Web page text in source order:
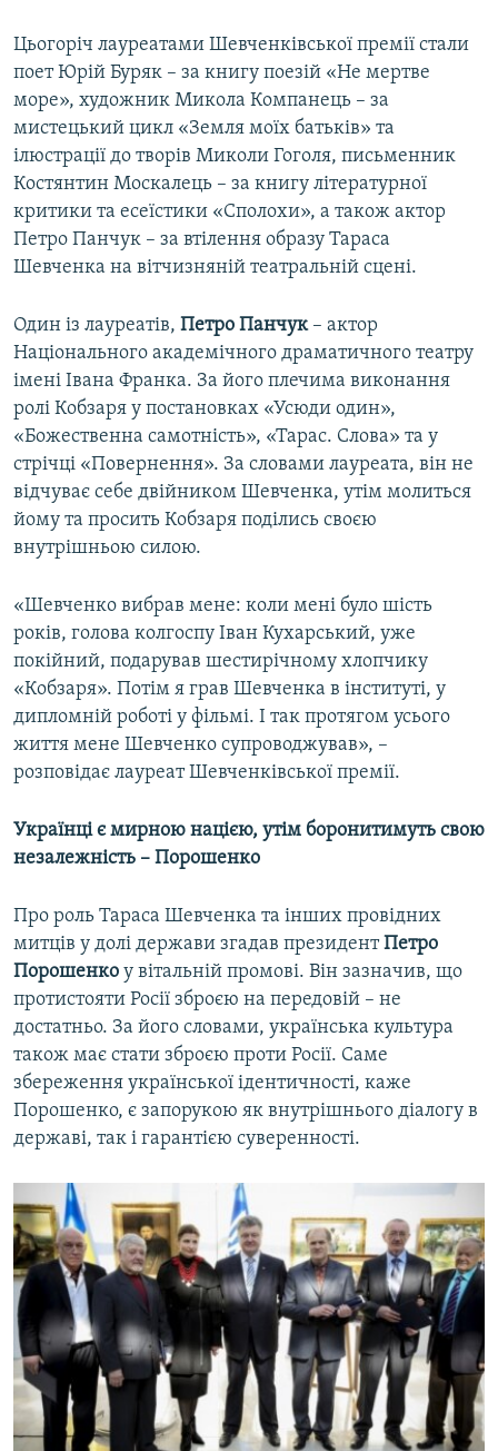
Цьогоріч лауреатами Шевченківської премії стали
поет Юрій Буряк – за книгу поезій «Не мертве
море», художник Микола Компанець – за
мистецький цикл «Земля моїх батьків» та
ілюстрації до творів Миколи Гоголя, письменник
Костянтин Москалець – за книгу літературної
критики та есеїстики «Сполохи», а також актор
Петро Панчук – за втілення образу Тараса
Шевченка на вітчизняній театральній сцені.
Один із лауреатів, Петро Панчук– актор
Національного академічного драматичного театру
імені Івана Франка. За його плечима виконання
ролі Кобзаря у постановках «Усюди один»,
«Божественна самотність», «Тарас. Слова» та у
стрічці «Повернення». За словами лауреата, він не
відчуває себе двійником Шевченка, утім молиться
йому та просить Кобзаря поділись своєю
внутрішньою силою.
«Шевченко вибрав мене: коли мені було шість
років, голова колгоспу Іван Кухарський, уже
покійний, подарував шестирічному хлопчику
«Кобзаря». Потім я грав Шевченка в інституті, у
дипломній роботі у фільмі. І так протягом усього
життя мене Шевченко супроводжував», –
розповідає лауреат Шевченківської премії.
Українці є мирною нацією, утім боронитимуть свою
незалежність – Порошенко
Про роль Тараса Шевченка та інших провідних
митців у долі держави згадав президентПетро
Порошенко у вітальній промові. Він зазначив, що
протистояти Росії зброєю на передовій – не
достатньо. За його словами, українська культура
також має стати зброєю проти Росії. Саме
збереження української ідентичності, каже
Порошенко, є запорукою як внутрішнього діалогу в
державі, так і гарантією суверенності.